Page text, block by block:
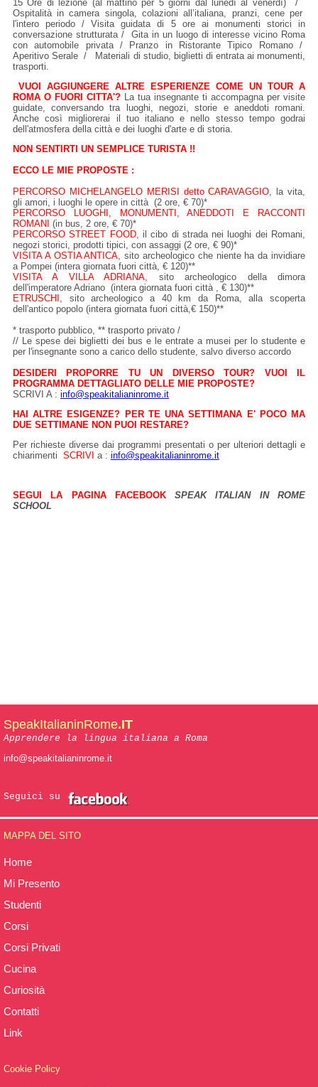
15 Ore di lezione (al mattino per 5 giorni dal lunedì al venerdì) /
Ospitalità in camera singola, colazioni all’italiana, pranzi, cene per
l'intero periodo / Visita guidata di 5 ore ai monumenti storici in
conversazione strutturata / Gita in un luogo di interesse vicino Roma
con automobile privata / Pranzo in Ristorante Tipico Romano /
Aperitivo Serale / Materiali di studio, biglietti di entrata ai monumenti,
trasporti.
VUOI AGGIUNGERE ALTRE ESPERIENZE COME UN TOUR A
ROMA O FUORI CITTA'?
La tua insegnante ti accompagna per visite
guidate, conversando tra luoghi, negozi, storie e aneddoti romani.
Anche così migliorerai il tuo italiano e nello stesso tempo godrai
dell'atmosfera della città e dei luoghi d'arte e di storia.
NON SENTIRTI UN SEMPLICE TURISTA !!
ECCO LE MIE PROPOSTE :
PERCORSO MICHELANGELO MERISI detto CARAVAGGIO , la vita,
gli amori, i luoghi le opere in città (2 ore, € 70)*
PERCORSO LUOGHI, MONUMENTI, ANEDDOTI E RACCONTI
ROMANI (in bus, 2 ore, € 70)*
PERCORSO STREET FOOD, il cibo di strada nei luoghi dei Romani,
negozi storici, prodotti tipici, con assaggi (2 ore, € 90)*
VISITA A OSTIA ANTICA , sito archeologico che niente ha da invidiare
a Pompei (intera giornata fuori città, € 120)**
VISITA A VILLA ADRIANA , sito archeologico della dimora
dell'imperatore Adriano (intera giornata fuori città , € 130)**
ETRUSCHI
, sito archeologico a 40 km da Roma, alla scoperta
dell'antico popolo (intera giornata fuori città,€ 150)**
* trasporto pubblico, ** trasporto privato /
// Le spese dei biglietti dei bus e le entrate a musei per lo studente e
per l'insegnante sono a carico dello studente, salvo diverso accordo
DESIDERI PROPORRE TU UN DIVERSO TOUR? VUOI IL
PROGRAMMA DETTAGLIATO DELLE MIE PROPOSTE?
SCRIVI A : info@speakitalianinrome.it
HAI ALTRE ESIGENZE? PER TE UNA SETTIMANA E' POCO MA
DUE SETTIMANE NON PUOI RESTARE?
Per richieste diverse dai programmi presentati o per ulteriori dettagli e
chiarimenti SCRIVI a : info@speakitalianinrome.it
SEGUI LA PAGINA FACEBOOK
SPEAK ITALIAN IN ROME
SCHOOL
SpeakItalianinRome.IT
Apprendere la lingua italiana a Roma
info@speakitalianinrome.it
Seguici su
MAPPA DEL SITO
Home
Mi Presento
Studenti
Corsi
Corsi Privati
Cucina
Curiosità
Contatti
Link
Cookie Policy